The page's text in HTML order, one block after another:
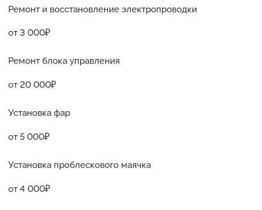
Ремонт и восстановление электропроводки
от 3 000₽
Ремонт блока управления
от 20 000₽
Установка фар
от 5 000₽
Установка проблескового маячка
от 4 000₽